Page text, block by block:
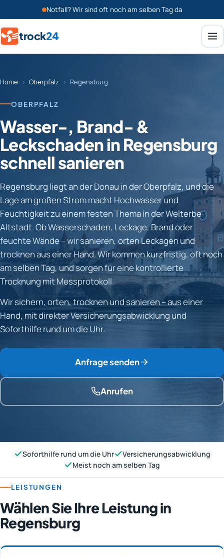
Notfall? Wir sind oft noch am selben Tag da
trock24
Home › Oberpfalz › Regensburg
OBERPFALZ
Wasser-, Brand- &
Leckschaden in Regensburg
schnell sanieren
Regensburg liegt an der Donau in der Oberpfalz, und die
Lage am großen Strom macht Hochwasser und
Feuchtigkeit zu einem festen Thema in der Welterbe-
Altstadt. Ob Wasserschaden, Leckage, Brand oder
feuchte Wände – wir sanieren, orten Leckagen und
trocknen aus einer Hand. Wir kommen kurzfristig, oft noch
am selben Tag, und sorgen für eine kontrollierte
Trocknung mit Messprotokoll.
Wir sichern, orten, trocknen und sanieren – aus einer
Hand, mit direkter Versicherungsabwicklung und
Soforthilfe rund um die Uhr.
Anfrage senden
Anrufen
Soforthilfe rund um die Uhr
Versicherungsabwicklung
Meist noch am selben Tag
LEISTUNGEN
Wählen Sie Ihre Leistung in
Regensburg